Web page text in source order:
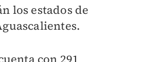
los estados de